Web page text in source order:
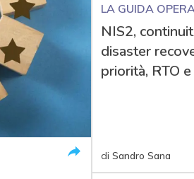
LA GUIDA
NIS2,
disaster
priorità, RTO
di Sandro Sana